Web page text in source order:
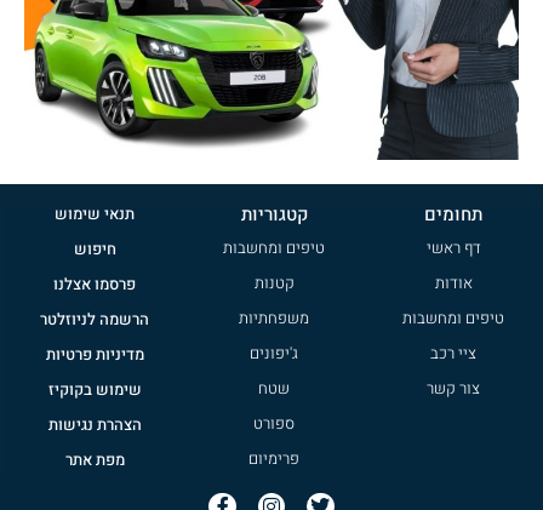
תחומים
דף ראשי
אודות
טיפים ומחשבות
ציי רכב
צור קשר
קטגוריות
טיפים ומחשבות
קטנות
משפחתיות
ג'יפונים
שטח
ספורט
פרימיום
תנאי שימוש
חיפוש
פרסמו אצלנו
הרשמה לניוזלטר
מדיניות פרטיות
שימוש בקוקיז
הצהרת נגישות
מפת אתר